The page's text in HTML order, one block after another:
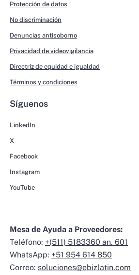
Protección de datos
No discriminación
Denuncias antisoborno
Privacidad de videovigilancia
Directriz de equidad e igualdad
Términos y condiciones
Síguenos
LinkedIn
X
Facebook
Instagram
YouTube
Mesa de Ayuda a Proveedores:
Teléfono: +(511) 5183360 an. 601
WhatsApp: +51 954 614 850
Correo: soluciones@ebizlatin.com